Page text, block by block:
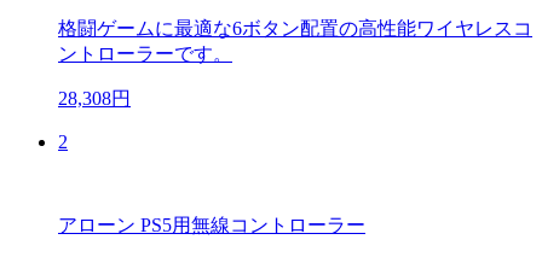
格闘ゲームに最適な6ボタン配置の高性能ワイヤレスコ
ントローラーです。
28,308円
2
アローン PS5用無線コントローラー